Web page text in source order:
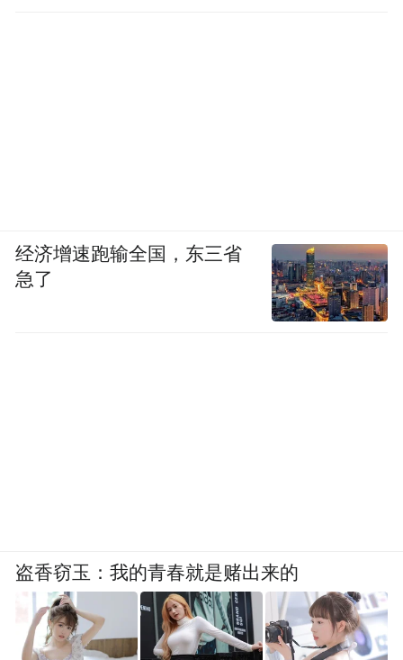
经济增速跑输全国，东三省
急了
盗香窃玉：我的青春就是赌出来的